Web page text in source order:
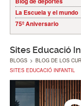
La Escuela y el mundo
75º Aniversario
Sites Educació
BLOGS > BLOG DE LOS
SITES EDUCACIÓ INFANTIL